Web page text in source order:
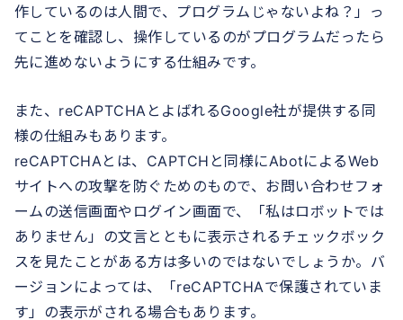
作しているのは人間で、プログラムじゃないよね？」っ
てことを確認し、操作しているのがプログラムだったら
先に進めないようにする仕組みです。
また、reCAPTCHAとよばれるGoogle社が提供する同
様の仕組みもあります。
reCAPTCHAとは、CAPTCHと同様にAbotによるWeb
サイトへの攻撃を防ぐためのもので、お問い合わせフォ
ームの送信画面やログイン画面で、「私はロボットでは
ありません」の文言とともに表示されるチェックボック
スを見たことがある方は多いのではないでしょうか。バ
ージョンによっては、「reCAPTCHAで保護されていま
す」の表示がされる場合もあります。